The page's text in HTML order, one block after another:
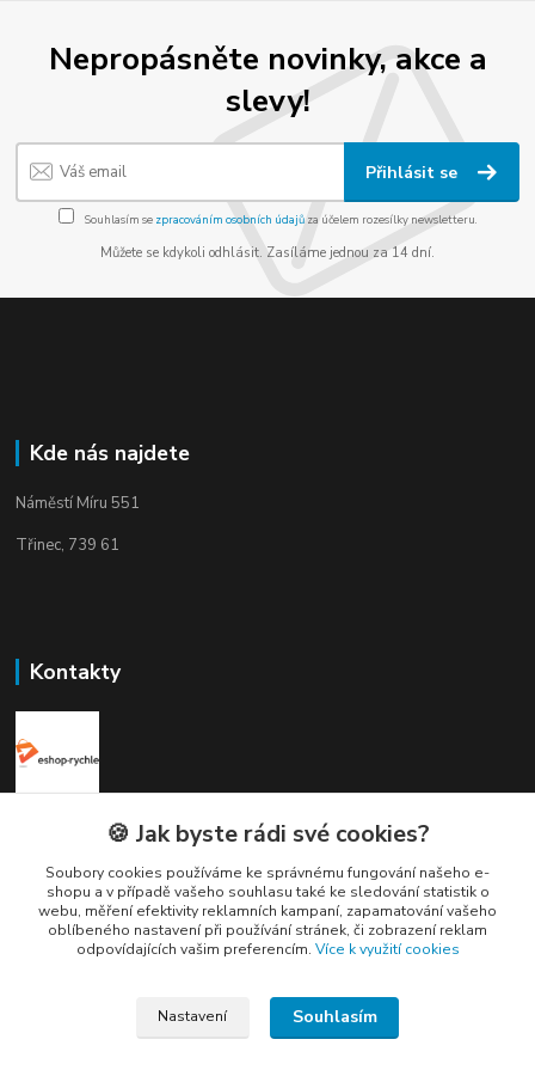
Nepropásněte novinky, akce a
slevy!
Přihlásit se
Souhlasím se zpracováním osobních údajůza účelem rozesílky newsletteru.
Můžete se kdykoli odhlásit. Zasíláme jednou za 14 dní.
Kde nás najdete
Náměstí Míru 551
Třinec, 739 61
Kontakty
Petr Nedvídek
+420 775688827 +420 737670415
(Po-Pá, 9-16 hod.)
🍪 Jak byste rádi své cookies?
Soubory cookies používáme ke správnému fungování našeho e-
shopu a v případě vašeho souhlasu také ke sledování statistik o
webu, měření efektivity reklamních kampaní, zapamatování vašeho
oblíbeného nastavení při používání stránek, či zobrazení reklam
odpovídajících vašim preferencím. Více k využití cookies
Nastavení Souhlasím